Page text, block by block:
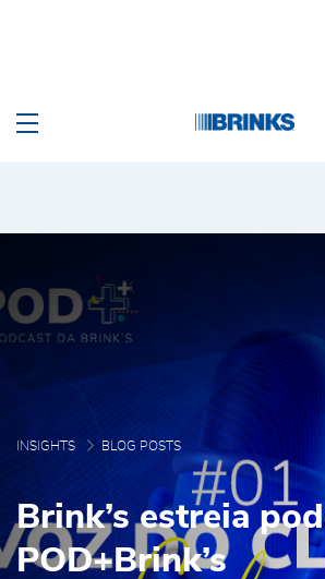
INSIGHTS BLOG POSTS
Brink’s estreia
POD+Brink’s